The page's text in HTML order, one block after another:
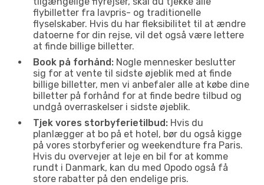
flybilletter fra lavpris- og traditionelle
flyselskaber. Hvis du har fleksibilitet til at ændre
datoerne for din rejse, vil det også være lettere
at finde billige billetter.
Book på forhånd: Nogle mennesker beslutter
sig for at vente til sidste øjeblik med at finde
billige billetter, men vi anbefaler alle at købe dine
billetter på forhånd for at finde bedre tilbud og
undgå overraskelser i sidste øjeblik.
Tjek vores storbyferietilbud: Hvis du
planlægger at bo på et hotel, bør du også kigge
på vores storbyferier og weekendture fra Paris.
Hvis du overvejer at leje en bil for at komme
rundt i Danmark, kan du med Opodo også få
store rabatter på den endelige pris.